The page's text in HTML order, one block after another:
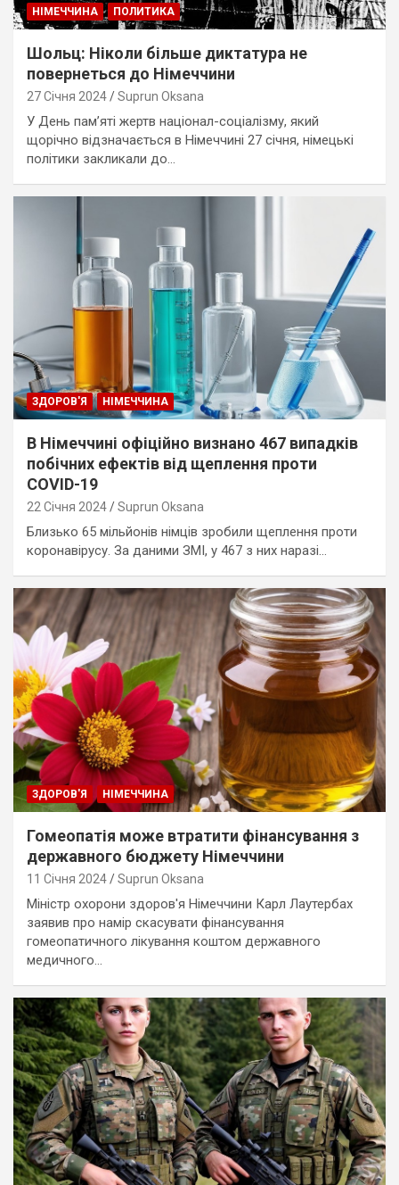
НІМЕЧЧИНА ПОЛИТИКА
Шольц: Ніколи більше диктатура не
повернеться до Німеччини
27 Січня 2024 Suprun Oksana
У День пам’яті жертв націонал-соціалізму, який
щорічно відзначається в Німеччині 27 січня, німецькі
політики закликали до…
ЗДОРОВ'Я НІМЕЧЧИНА
В Німеччині офіційно визнано 467 випадків
побічних ефектів від щеплення проти
COVID-19
22 Січня 2024 Suprun Oksana
Близько 65 мільйонів німців зробили щеплення проти
коронавірусу. За даними ЗМІ, у 467 з них наразі…
ЗДОРОВ'Я НІМЕЧЧИНА
Гомеопатія може втратити фінансування з
державного бюджету Німеччини
11 Січня 2024 Suprun Oksana
Міністр охорони здоров'я Німеччини Карл Лаутербах
заявив про намір скасувати фінансування
гомеопатичного лікування коштом державного
медичного…